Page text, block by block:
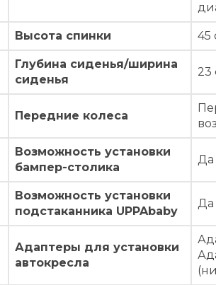
Высота спинки 45
Глубина сиденья/ширина
сиденья
23
Передние колеса
Возможность установки
бампер-столика
Да
Возможность установки
подстаканника UPPAbaby
Да
Адаптеры для установки
автокресла